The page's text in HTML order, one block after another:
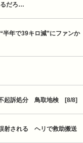
るだろ…
半年で39キロ減”にファンか
起訴処分　鳥取地検　[8/8]
射される　ヘリで救助搬送